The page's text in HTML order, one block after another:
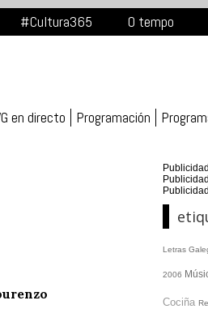
#Cultura365 O tempo
en directo Programación
Letras
2006
Cociña